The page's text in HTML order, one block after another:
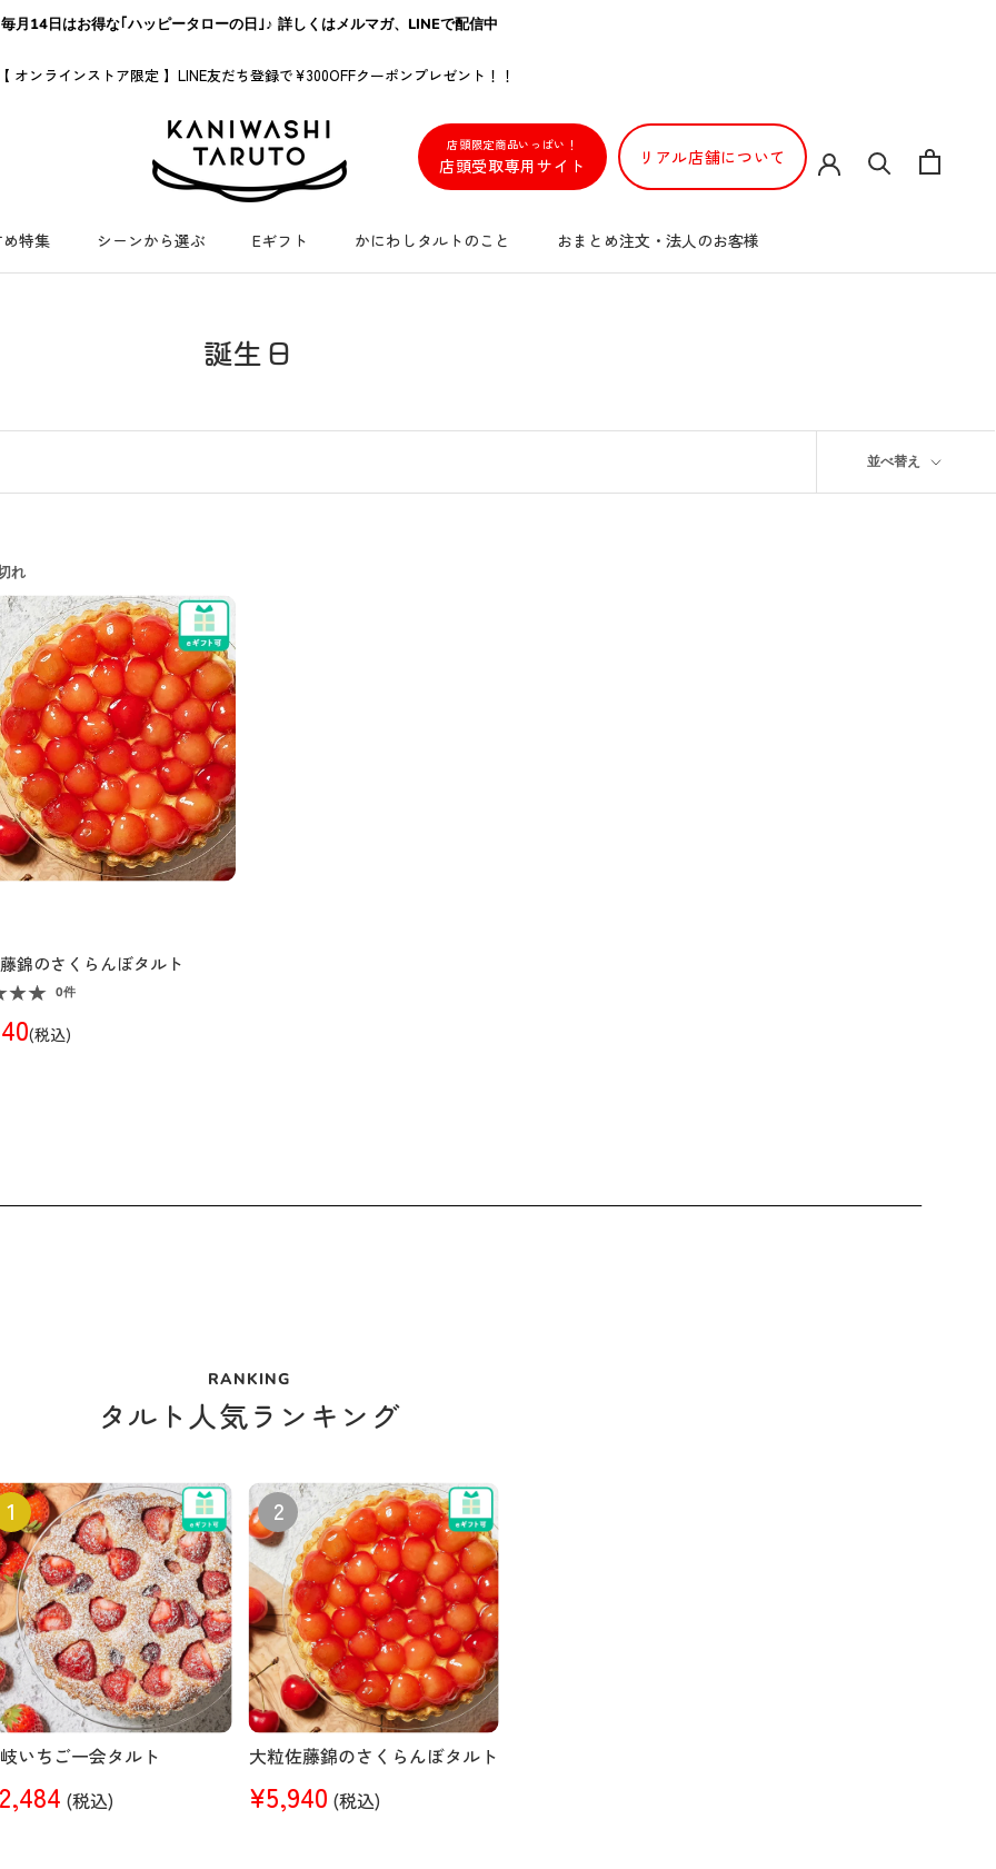
毎月14日はお得な｢ハッピータローの日｣♪ 詳しくはメルマガ、LINEで配信中
オンラインストア限定 】LINE友だち登録で¥300OFFクーポンプレゼント！！
特集
シーンから選ぶ
Eギフト
かにわしタルトのこと
おまとめ注文・法人のお客様
店頭限定商品いっぱい！
店頭受取専用サイト リアル店舗について
誕生日
並べ替え
れ
錦のさくらんぼタルト
0件
(税込)
RANKING
タルト人気ランキング
いちご一会タルト
(税込)
大粒佐藤錦のさくらんぼタルト
¥5,940 (税込)